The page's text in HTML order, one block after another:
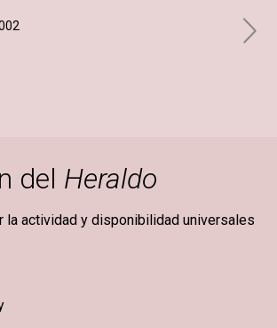
del Heraldo
la actividad y disponibilidad universales